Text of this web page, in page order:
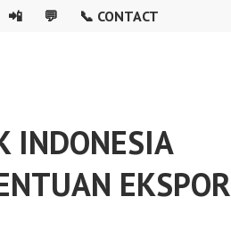
📲 💬 📞 CONTACT
INDONESIA
EKSPOR